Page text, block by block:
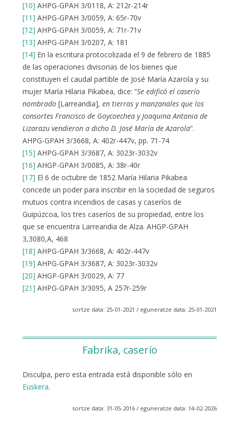
[10] AHPG-GPAH 3/0118, A: 212r-214r
[11] AHPG-GPAH 3/0059, A: 65r-70v
[12] AHPG-GPAH 3/0059, A: 71r-71v
[13] AHPG-GPAH 3/0207, A: 181
[14] En la escritura protocolizada el 9 de febrero de 1885
de las operaciones divisorias de los bienes que
constituyen el caudal partible de José María Azarola y su
mujer María Hilaria Pikabea, dice: “Se edificó el caserío
nombrado [Larreandia], en tierras y manzanales que los
consortes Francisco de Goycoechea y Joaquina Antonia de
Lizarazu vendieron a dicho D. José María de Azarola”.
AHPG-GPAH 3/3668, A: 402r-447v, pp. 71-74
[15] AHPG-GPAH 3/3687, A: 3023r-3032v
[16] AHGP-GPAH 3/0085, A: 38r-40r
[17] El 6 de octubre de 1852 María Hilaria Pikabea
concede un poder para inscribir en la sociedad de seguros
mutuos contra incendios de casas y caseríos de
Guipúzcoa, los tres caseríos de su propiedad, entre los
que se encuentra Larreandia de Alza. AHGP-GPAH
3,3080,A, 468
[18] AHPG-GPAH 3/3668, A: 402r-447v
[19] AHPG-GPAH 3/3687, A: 3023r-3032v
[20] AHGP-GPAH 3/0029, A: 77
[21] AHPG-GPAH 3/3095, A 257r-259r
sortze data: 25-01-2021 / eguneratze data: 25-01-2021
Fabrika, caserío
Disculpa, pero esta entrada está disponible sólo en
Euskera.
sortze data: 31-05-2016 / eguneratze data: 14-02-2026